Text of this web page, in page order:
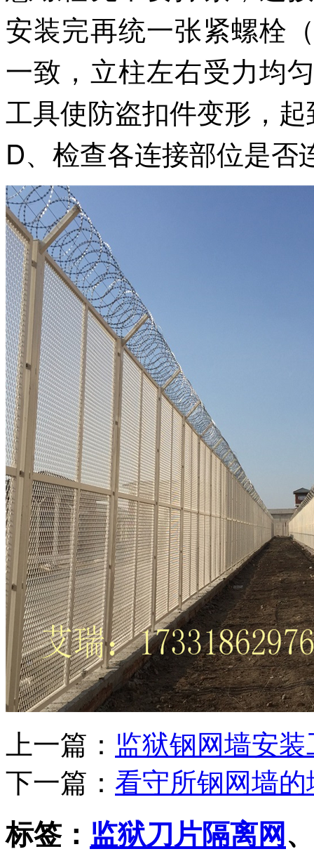
安装完再统一张紧螺栓
一致，立柱左右受力均
工具使防盗扣件变形，
D、检查各连接部位是否
上一篇： 监狱钢网墙安
下一篇： 看守所钢网墙
标签： ​监狱刀片隔离网 、